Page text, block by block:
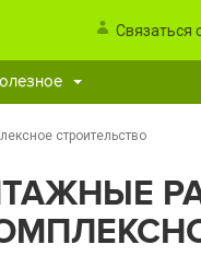
Связаться
строительство